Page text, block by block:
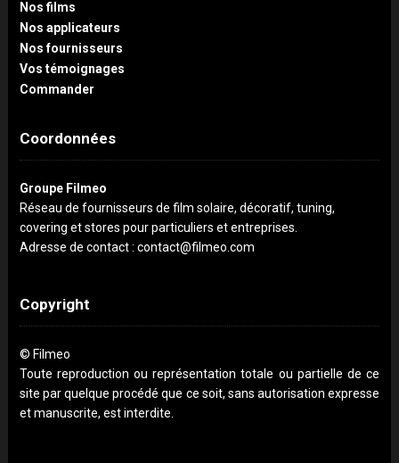
Nos films
Nos applicateurs
Nos fournisseurs
Vos témoignages
Commander
Coordonnées
Groupe Filmeo
Réseau de fournisseurs de film solaire, décoratif, tuning,
covering et stores pour particuliers et entreprises.
Adresse de contact : contact@filmeo.com
Copyright
© Filmeo
Toute reproduction ou représentation totale ou partielle de ce
site par quelque procédé que ce soit, sans autorisation expresse
et manuscrite, est interdite.